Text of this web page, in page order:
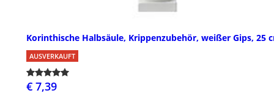
Korinthische Halbsäule, Krippenzubehör, weißer Gips, 25
AUSVERKAUFT
€ 7,39